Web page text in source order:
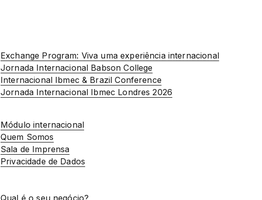
Exchange Program: Viva uma experiência internacional
Jornada Internacional Babson College
Internacional Ibmec & Brazil Conference
Jornada Internacional Ibmec Londres 2026
Módulo internacional
Quem Somos
Sala de Imprensa
Privacidade de Dados
Qual é o seu negócio?